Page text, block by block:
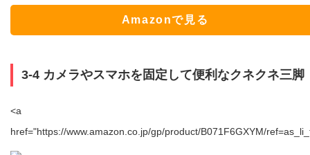
Amazonで見る
3-4 カメラやスマホを固定して便利なクネクネ三脚
<a
href="https://www.amazon.co.jp/gp/product/B071F6GXYM/